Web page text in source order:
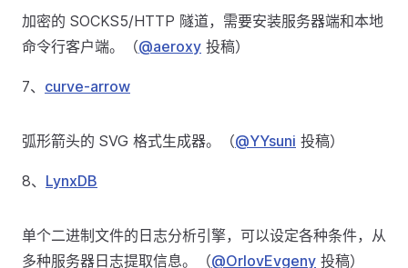
加密的 SOCKS5/HTTP 隧道，需要安装服务器端和本地
命令行客户端。（@aeroxy 投稿）
7、 curve-arrow
弧形箭头的 SVG 格式生成器。（@YYsuni 投稿）
8、 LynxDB
单个二进制文件的日志分析引擎，可以设定各种条件，从
多种服务器日志提取信息。（@OrlovEvgeny 投稿）